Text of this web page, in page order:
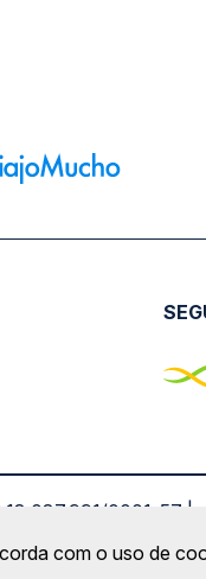
0001-57 |
com o uso de